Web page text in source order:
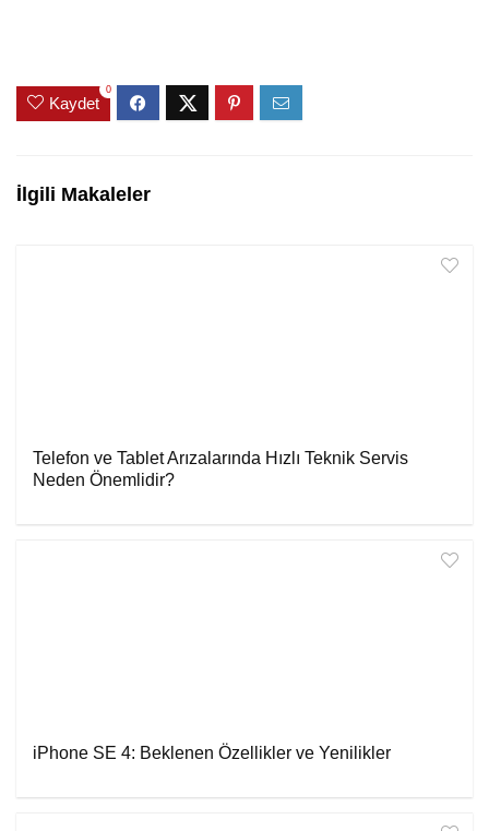
Kaydet
0
İlgili Makaleler
Telefon ve Tablet Arızalarında Hızlı Teknik Servis
Neden Önemlidir?
iPhone SE 4: Beklenen Özellikler ve Yenilikler